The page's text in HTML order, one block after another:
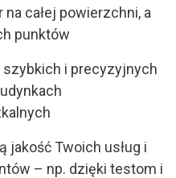
całej powierzchni, a
punktów
i precyzyjnych
jakość Twoich usług i
– np. dzięki testom i